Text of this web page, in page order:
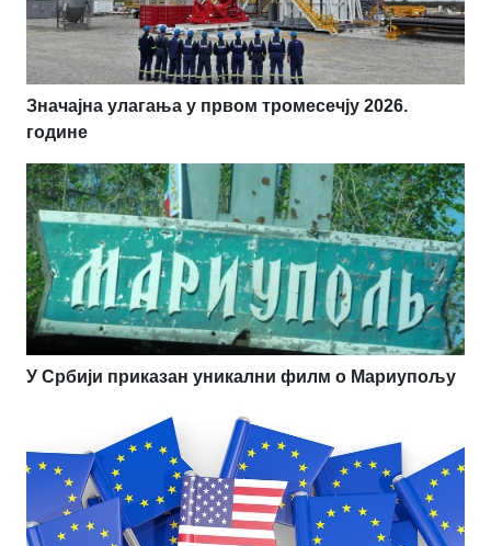
Значајна улагања у првом тромесечју 2026.
године
У Србији приказан уникални филм о Мариупољу